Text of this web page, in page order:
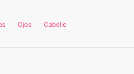
Ojos Cabello